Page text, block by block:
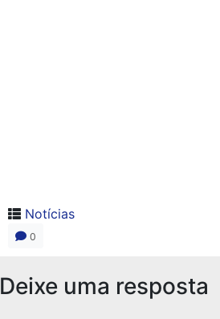
Notícias
0
Deixe uma resposta